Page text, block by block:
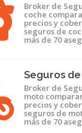
Broker de
coche
precios y
seguros de
más de 70
Seguros
Broker de
moto
precios y
seguros de
más de 70